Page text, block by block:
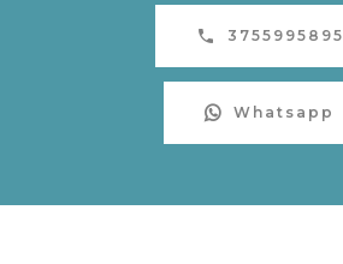
3755995895
Whatsapp